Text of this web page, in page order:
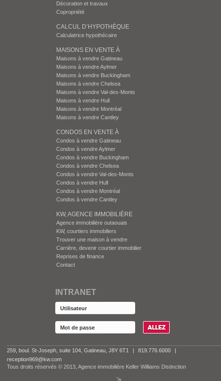
Décoration et travaux
Copropriété
CALCUL D’HYPOTHÈQUE
Calculatrice hypothécaire
MAISONS EN VENTE À
Maisons à vendre Gatineau
Maisons à vendre Aylmer
Maisons à vendre Buckingham
Maisons à vendre Chelsea
Maisons à vendre Val-des-Monts
Maisons à vendre Hull
Maisons à vendre Montréal
Maisons à vendre Cantley
CONDOS EN VENTE À
Condos à vendre Gatineau
Condos à vendre Aylmer
Condos à vendre Buckingham
Condos à vendre Chelsea
Condos à vendre Val-des-Monts
Condos à vendre Hull
Condos à vendre Montréal
Condos à vendre Cantley
KW, AGENCE IMMOBILIÈRE
Agence immobilière outaouais
KW, courtiers immobiliers
Trouver une maison à vendre
Carrière, devenir courtier immobilier
Reprises de finance
Contact
INTRANET
259, boul. St-Joseph, suite 104, Gatineau, J8Y 6T1 | 819.776.6000
|
reception969@kw.com
Tous droits réservés © 2013, Agence immobilière Keller Williams Distinction